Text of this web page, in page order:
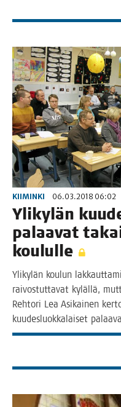
KIIMINKI 06.03.2018 06:02
Yli­ky­län
palaa­vat
koululle
Yli­ky­län kou­lun
rai­vos­tut­ta­vat kyläl­lä,
Reh­to­ri Lea Asi­kai­nen
kuu­des­luok­ka­lai­set